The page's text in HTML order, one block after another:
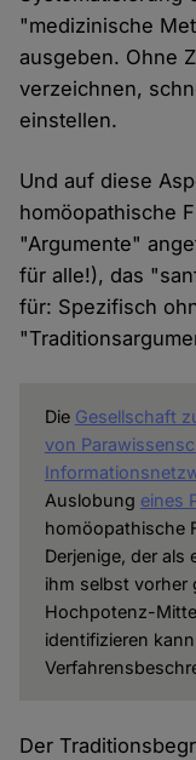
"medizinische
ausgeben. Ohne
verzeichnen,
einstellen.
Und auf diese
homöopathische
"Argumente"
für alle!), das
für: Spezifisch
Die Gesellschaft
von
Auslobung eines
homöopathische
Derjenige, der als
ihm selbst vorher
Hochpotenz-
identifizieren
Der